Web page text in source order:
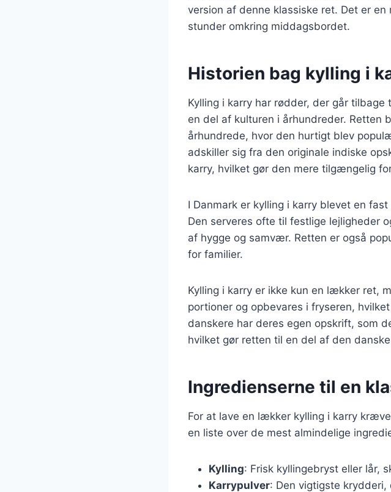
version af denne klassiske ret. Det er
stunder omkring middagsbordet.
Historien bag kylling i
Kylling i karry har rødder, der går
en del af kulturen i århundreder. Retten
århundrede, hvor den hurtigt blev
adskiller sig fra den originale indiske
karry, hvilket gør den mere tilgængelig
I Danmark er kylling i karry blevet en
Den serveres ofte til festlige lejligheder
af hygge og samvær. Retten er også
for familier.
Kylling i karry er ikke kun en lækker ret,
portioner og opbevares i fryseren,
danskere har deres egen opskrift, som
hvilket gør retten til en del af den
Ingredienserne til en
For at lave en lækker kylling i karry
en liste over de mest almindelige
Kylling: Frisk kyllingebryst eller lår,
Karrypulver: Den vigtigste